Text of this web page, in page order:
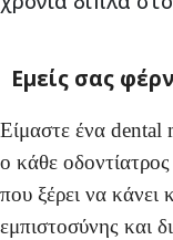
Εμείς σας
Είμαστε ένα dental
ο κάθε
που ξέρει να κάνει
εμπιστοσύνης και